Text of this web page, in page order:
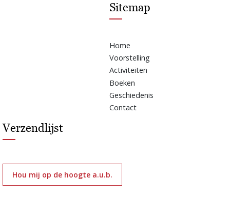
Sitemap
Home
Voorstelling
Activiteiten
Boeken
Geschiedenis
Contact
Verzendlijst
Hou mij op de hoogte a.u.b.